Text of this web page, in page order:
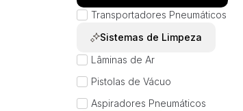
Transportadores Pneumáticos
Sistemas de Limpeza
Lâminas de Ar
Pistolas de Vácuo
Aspiradores Pneumáticos